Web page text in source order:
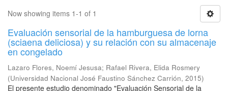
Now showing items 1-1 of 1
Evaluación sensorial de la hamburguesa de lorna
(sciaena deliciosa) y su relación con su almacenaje
en congelado
Lazaro Flores, Noemí Jesusa; Rafael Rivera, Elida Rosmery
(Universidad Nacional José Faustino Sánchez Carrión, 2015)
El presente estudio denominado "Evaluación Sensorial de la